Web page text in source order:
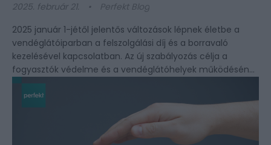
2025. február 21.
Perfekt Blog
2025 január 1-jétől jelentős változások lépnek életbe a
vendéglátóiparban a felszolgálási díj és a borravaló
kezelésével kapcsolatban. Az új szabályozás célja a
fogyasztók védelme és a vendéglátóhelyek működésének